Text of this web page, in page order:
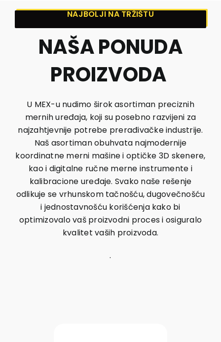
NAJBOLJI NA TRŽIŠTU
NAŠA PONUDA
PROIZVODA
U MEX-u nudimo širok asortiman preciznih
mernih uređaja, koji su posebno razvijeni za
najzahtjevnije potrebe prerađivačke industrije.
Naš asortiman obuhvata najmodernije
koordinatne merni mašine i optičke 3D skenere,
kao i digitalne ručne merne instrumente i
kalibracione uređaje. Svako naše rešenje
odlikuje se vrhunskom tačnošću, dugovečnošću
i jednostavnošću korišćenja kako bi
optimizovalo vaš proizvodni proces i osiguralo
kvalitet vaših proizvoda.
.